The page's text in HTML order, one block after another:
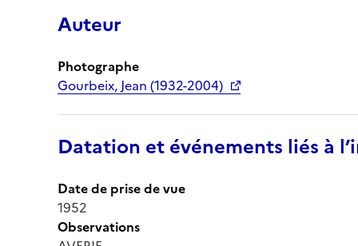
Auteur
Photographe
Gourbeix, Jean (1932-2004)
Datation et événements liés à
Date de prise de vue
1952
Observations